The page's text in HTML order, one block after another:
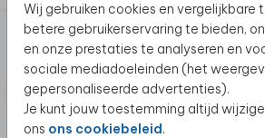
Wij gebruiken cookies en vergelijkbare
betere gebruikerservaring te bieden,
en onze prestaties te analyseren en
sociale mediadoeleinden (het
gepersonaliseerde advertenties).
Je kunt jouw toestemming altijd
ons ons cookiebeleid.